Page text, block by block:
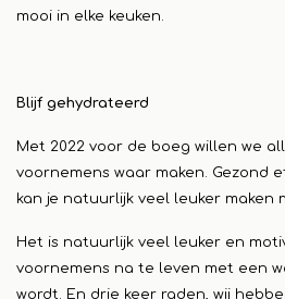
mooi in elke keuken.
Blijf gehydrateerd
Met 2022 voor de boeg willen we
voornemens waar maken. Gezond
kan je natuurlijk veel leuker maken
Het is natuurlijk veel leuker en
voornemens na te leven met een
wordt. En drie keer raden, wij